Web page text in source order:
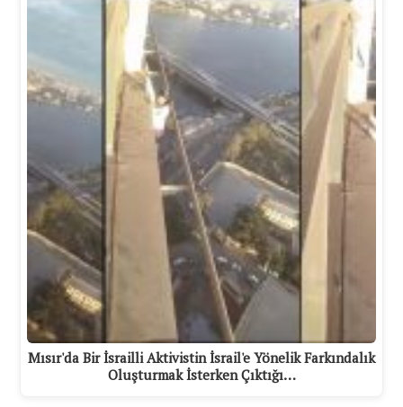
Mısır'da Bir İsrailli Aktivistin İsrail'e Yönelik Farkındalık
Oluşturmak İsterken Çıktığı…